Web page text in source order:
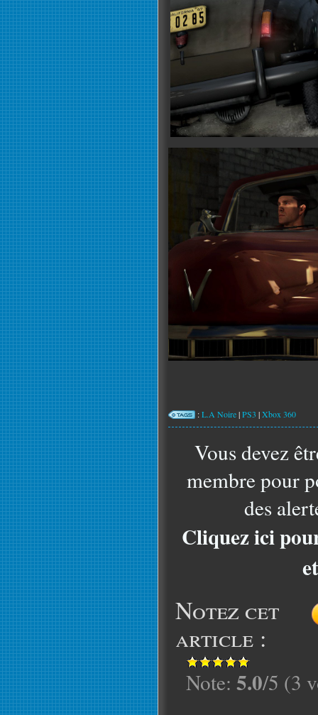
:L.A Noire|PS3 |Xbox 360
Vous devez
membre pour
des
Cliquez ici
Notez cet
article :
Note: 5.0/5 (3